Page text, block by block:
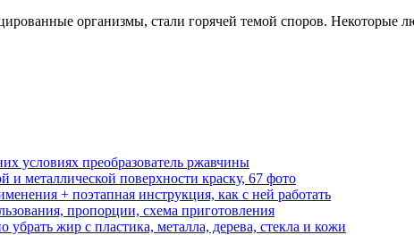
организмы, стали горячей темой споров. Некоторые
условиях преобразователь ржавчины
и металлической поверхности краску, 67 фото
+ поэтапная инструкция, как с ней работать
пропорции, схема приготовления
жир с пластика, металла, дерева, стекла и кожи